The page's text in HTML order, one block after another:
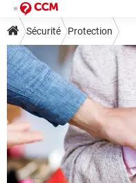
Sécurité Protection